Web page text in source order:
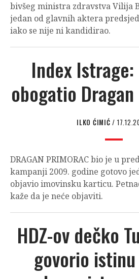
bivšeg ministra zdravstva Vilija
jedan od glavnih aktera
iako se nije ni kandidirao.
Index Istrage:
obogatio
ILKO ĆIMIĆ /
DRAGAN PRIMORAC bio je u
kampanji 2009. godine gotovo
objavio imovinsku karticu.
kaže da je neće objaviti.
HDZ-ov dečko
govorio